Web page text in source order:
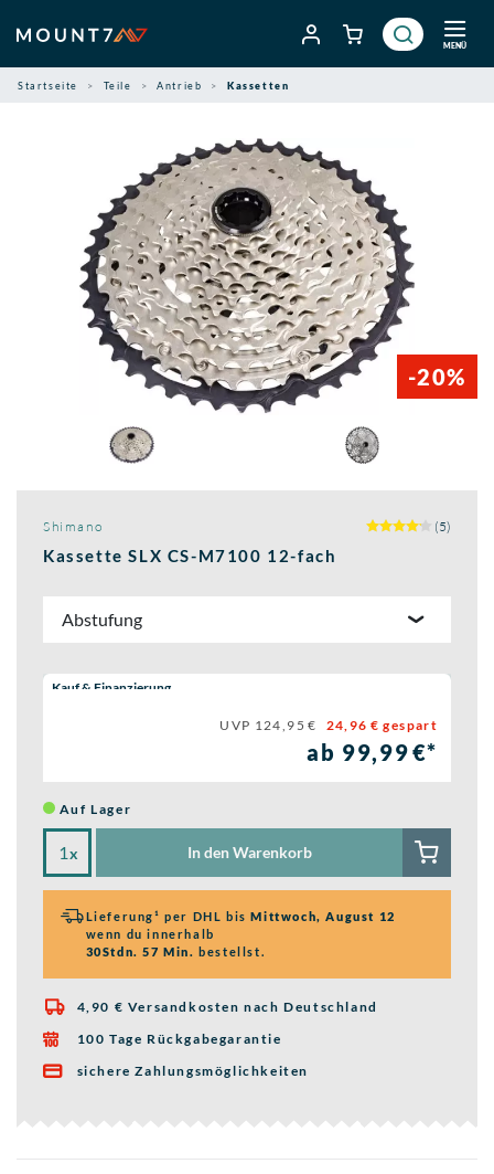
Inhalt
springen
MENÜ
Startseite Teile Antrieb Kassetten
-20%
Shimano (5)
Kassette SLX CS-M7100 12-fach
Abstufung
Wähle eine Preisoption:
Kauf & Finanzierung
UVP 124,95 € 24,96 € gespart
ab 99,99 €*
Auf Lager
x In den Warenkorb
Lieferung¹ per DHL bisMittwoch, August 12
wenn du innerhalb
30Stdn. 57 Min. bestellst.
 4,90 € Versandkosten nach Deutschland
 100 Tage Rückgabegarantie
 sichere Zahlungsmöglichkeiten